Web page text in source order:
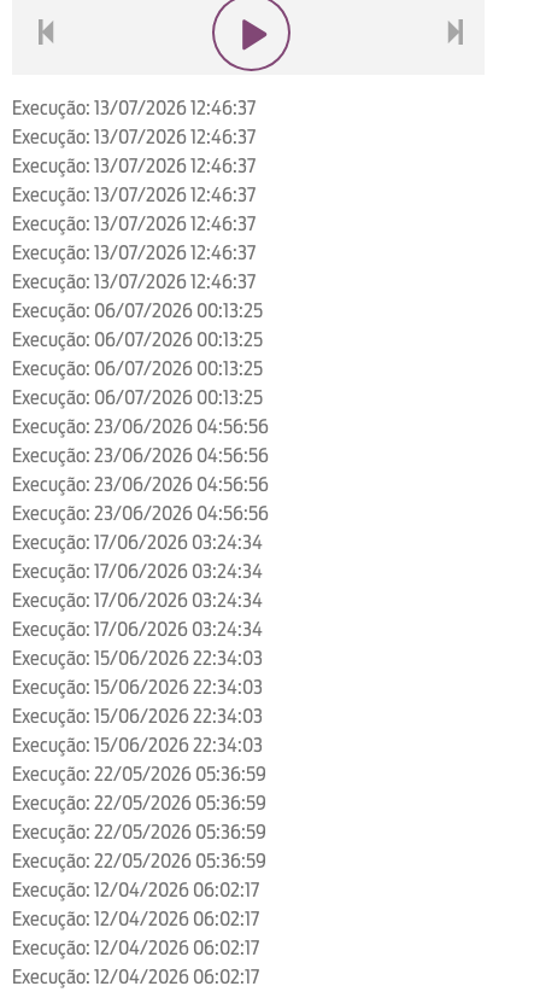
Execução: 13/07/2026 12:46:37
Execução: 13/07/2026 12:46:37
Execução: 13/07/2026 12:46:37
Execução: 13/07/2026 12:46:37
Execução: 13/07/2026 12:46:37
Execução: 13/07/2026 12:46:37
Execução: 13/07/2026 12:46:37
Execução: 06/07/2026 00:13:25
Execução: 06/07/2026 00:13:25
Execução: 06/07/2026 00:13:25
Execução: 06/07/2026 00:13:25
Execução: 23/06/2026 04:56:56
Execução: 23/06/2026 04:56:56
Execução: 23/06/2026 04:56:56
Execução: 23/06/2026 04:56:56
Execução: 17/06/2026 03:24:34
Execução: 17/06/2026 03:24:34
Execução: 17/06/2026 03:24:34
Execução: 17/06/2026 03:24:34
Execução: 15/06/2026 22:34:03
Execução: 15/06/2026 22:34:03
Execução: 15/06/2026 22:34:03
Execução: 15/06/2026 22:34:03
Execução: 22/05/2026 05:36:59
Execução: 22/05/2026 05:36:59
Execução: 22/05/2026 05:36:59
Execução: 22/05/2026 05:36:59
Execução: 12/04/2026 06:02:17
Execução: 12/04/2026 06:02:17
Execução: 12/04/2026 06:02:17
Execução: 12/04/2026 06:02:17